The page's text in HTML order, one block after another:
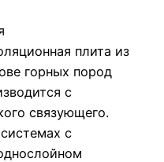
плита из
горных пород
с
связующего.
с